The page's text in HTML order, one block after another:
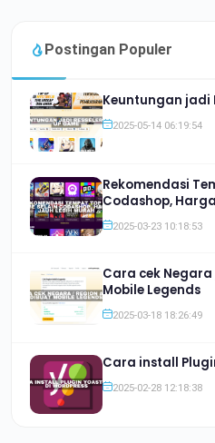
Postingan Populer
Keuntungan jadi
2025-05-14 06:19:54
Rekomendasi
Codashop,
2025-03-23 10:18:53
Cara cek
Mobile Legends
2025-03-18 18:26:49
Cara install
2025-02-28 12:18:38